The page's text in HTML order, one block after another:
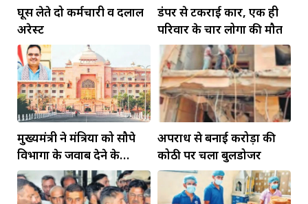
घूस लेते दो कर्मचारी व दलाल
अरेस्ट
डंपर से टकराई कार, एक ही
परिवार के चार लोगों की मौत
मुख्यमंत्री ने मंत्रियों को सौपे
विभागों के जवाब देने के
दायित्व
अपराध से बनाई करोड़ों की
कोठी पर चला बुलडोजर